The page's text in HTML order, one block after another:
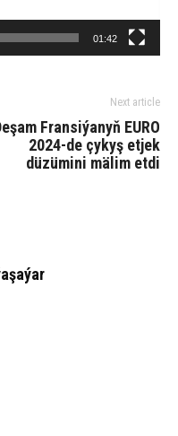
01:42
Next article
Fransiýanyň EURO
2024-de çykyş etjek
düzümini mälim etdi